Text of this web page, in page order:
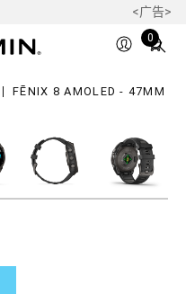
<广告>
0
Total
cart:
FĒNIX 8 AMOLED - 47MM